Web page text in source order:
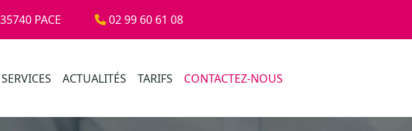
PACE 02 99 60 61 08
SERVICES ACTUALITÉS TARIFS CONTACTEZ-NOUS